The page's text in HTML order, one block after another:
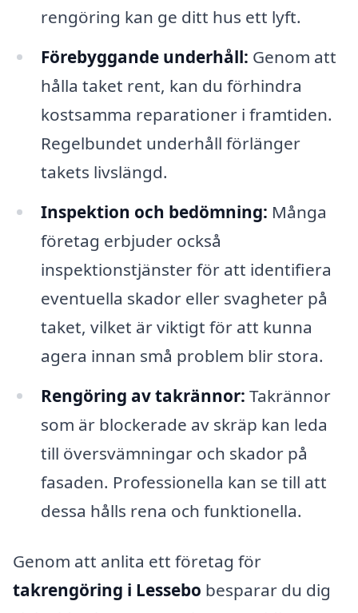
rengöring kan ge ditt hus ett lyft.
Förebyggande underhåll: Genom att
hålla taket rent, kan du förhindra
kostsamma reparationer i framtiden.
Regelbundet underhåll förlänger
takets livslängd.
Inspektion och bedömning: Många
företag erbjuder också
inspektionstjänster för att identifiera
eventuella skador eller svagheter på
taket, vilket är viktigt för att kunna
agera innan små problem blir stora.
Rengöring av takrännor: Takrännor
som är blockerade av skräp kan leda
till översvämningar och skador på
fasaden. Professionella kan se till att
dessa hålls rena och funktionella.
Genom att anlita ett företag för
takrengöring i Lessebo besparar du dig